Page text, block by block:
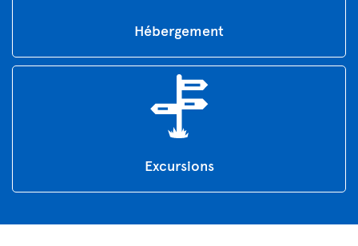
Hébergement
Excursions